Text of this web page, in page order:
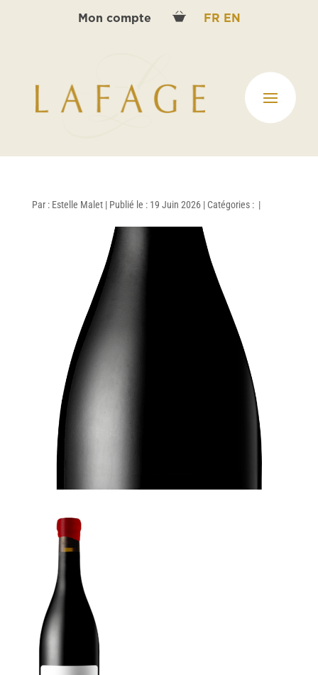
Mon compte FR EN
Par : Estelle Malet | Publié le : 19 Juin 2026 | Catégories : |